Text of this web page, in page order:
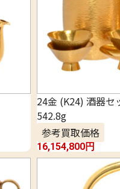
24金 (K24) 酒器セ
542.8g
参考買取価格
16,154,800円